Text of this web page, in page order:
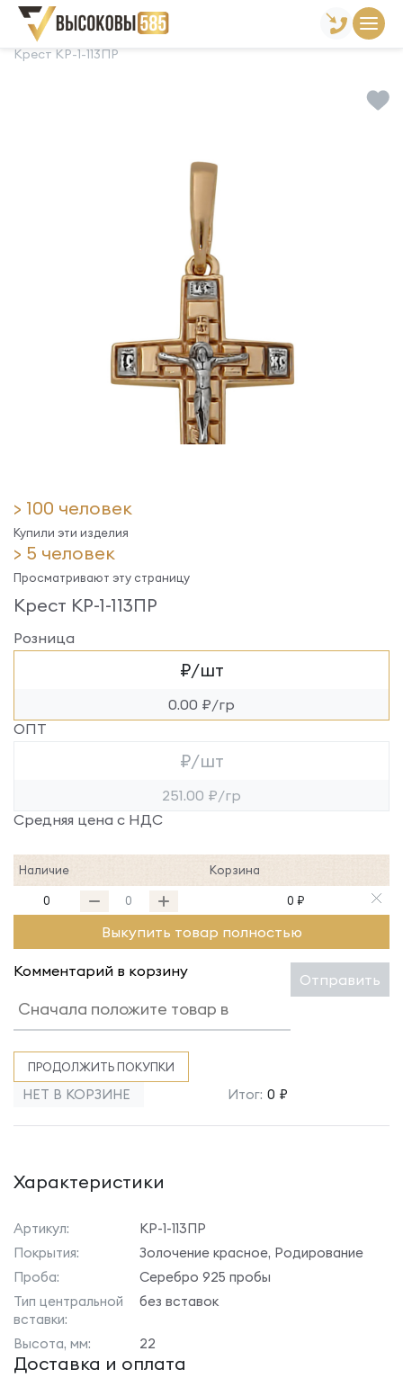
Главная Склад готовой продукции
Крест КР-1-113ПР
> 100 человек
Купили эти изделия
> 5 человек
Просматривают эту страницу
Крест КР-1-113ПР
Розница
₽/шт
0.00 ₽/гр
ОПТ
₽/шт
251.00 ₽/гр
Средняя цена с НДС
Наличие Корзина
0 0 ₽
Выкупить товар полностью
Комментарий в корзину Отправить
ПРОДОЛЖИТЬ ПОКУПКИ
НЕТ В КОРЗИНЕ Итог: 0 ₽
Характеристики
Артикул:
КР-1-113ПР
Покрытия:
Золочение красное, Родирование
Проба:
Серебро 925 пробы
Тип центральной
вставки:
без вставок
Высота, мм: 22
Доставка и оплата